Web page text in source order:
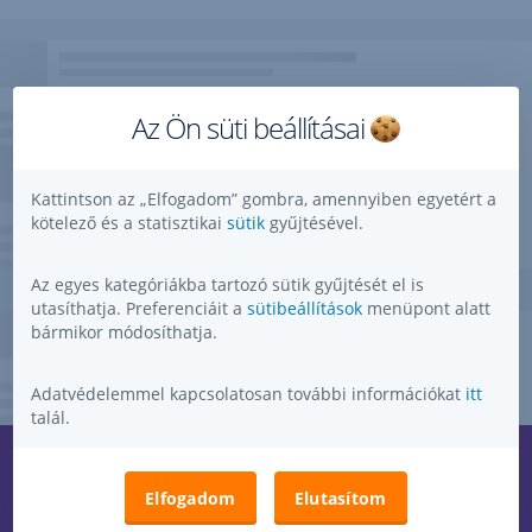
Kérdése, ötlete, kérése, észrevétele van?
Megnyitás
Az Ön süti beállításai
Kattintson az „Elfogadom” gombra, amennyiben egyetért a
kötelező és a statisztikai sütik gyűjtésével.
Az egyes kategóriákba tartozó sütik gyűjtését el is
utasíthatja. Preferenciáit a sütibeállítások menüpont alatt
bármikor módosíthatja.
Adatvédelemmel kapcsolatosan további információkat itt
talál.
Elfogadom Elutasítom